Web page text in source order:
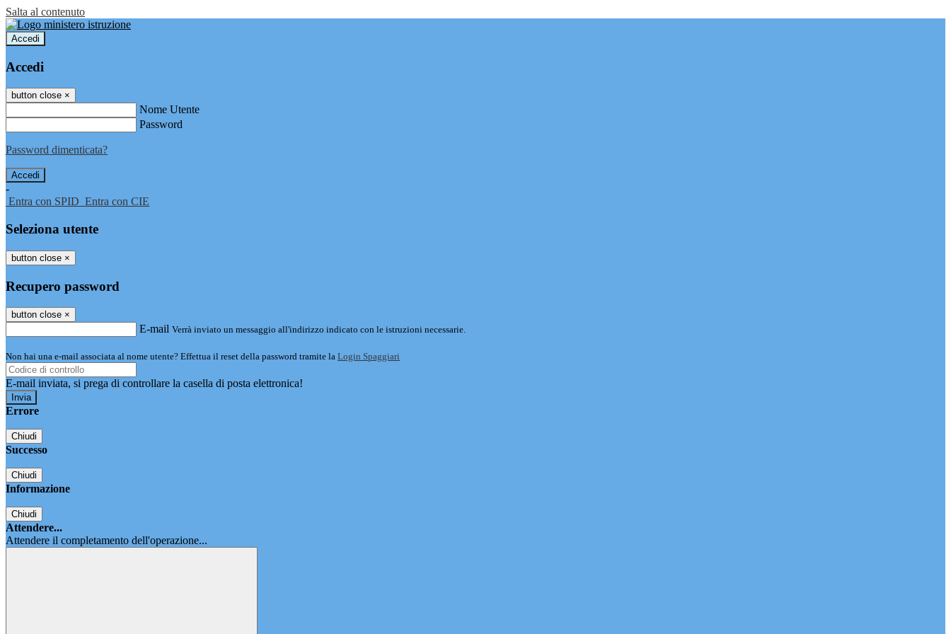
Salta al contenuto
Accedi
Accedi
button close ×
Nome Utente
Password
Password dimenticata?
-
Entra con SPID Entra con CIE
Seleziona utente
button close ×
Recupero password
button close ×
E-mail Verrà inviato un messaggio all'indirizzo indicato con le istruzioni necessarie.
Non hai una e-mail associata al nome utente? Effettua il reset della password tramite la Login Spaggiari
E-mail inviata, si prega di controllare la casella di posta elettronica!
Errore
Chiudi
Successo
Chiudi
Informazione
Chiudi
Attendere...
Attendere il completamento dell'operazione...